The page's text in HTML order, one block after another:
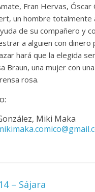
Fran Hervas, Óscar
un hombre totalmente
de su compañero y
a alguien con dinero
hará que la elegida
Braun, una mujer con
rosa.
Miki Maka
– Sájara